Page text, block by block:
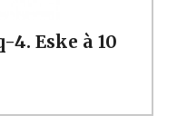
4. Eske à 10